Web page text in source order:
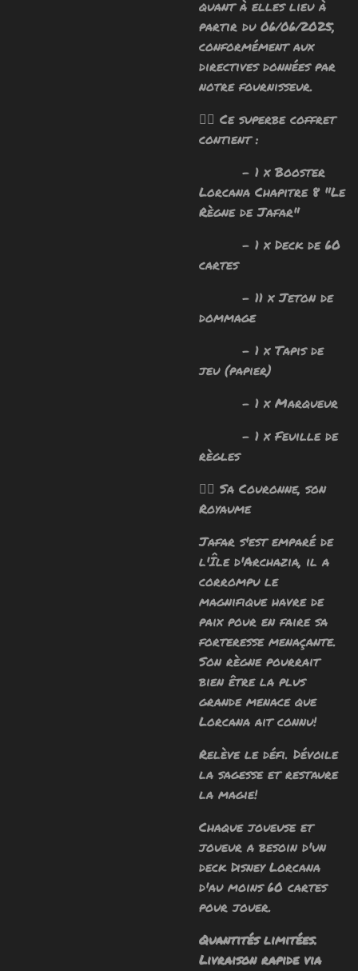
quant à elles lieu à
partir du 06/06/2025,
conformément aux
directives données par
notre fournisseur.
🧙‍♂️ Ce superbe coffret
contient :
- 1 x Booster
Lorcana Chapitre 8 "Le
Règne de Jafar"
- 1 x Deck de 60
cartes
- 11 x Jeton de
dommage
- 1 x Tapis de
jeu (papier)
- 1 x Marqueur
- 1 x Feuille de
règles
🧙‍♂️ Sa Couronne, son
Royaume
Jafar s'est emparé de
l'Île d'Archazia, il a
corrompu le
magnifique havre de
paix pour en faire sa
forteresse menaçante.
Son règne pourrait
bien être la plus
grande menace que
Lorcana ait connu!
Relève le défi. Dévoile
la sagesse et restaure
la magie!
Chaque joueuse et
joueur a besoin d'un
deck Disney Lorcana
d'au moins 60 cartes
pour jouer.
Quantités limitées.
Livraison rapide via